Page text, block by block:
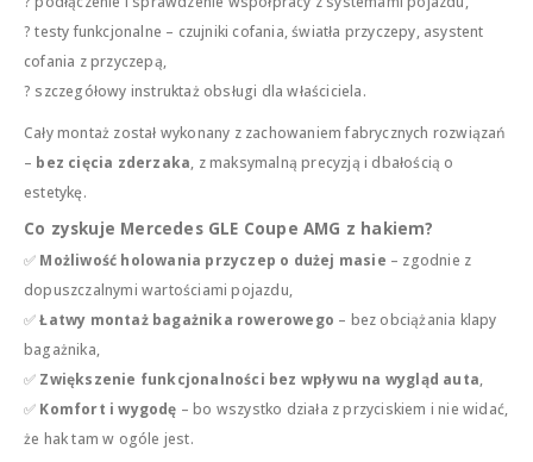
? testy funkcjonalne – czujniki cofania, światła przyczepy, asystent
cofania z przyczepą,
? szczegółowy instruktaż obsługi dla właściciela.
Cały montaż został wykonany z zachowaniem fabrycznych rozwiązań
– bez cięcia zderzaka, z maksymalną precyzją i dbałością o
estetykę.
Co zyskuje Mercedes GLE Coupe AMG z hakiem?
✅ Możliwość holowania przyczep o dużej masie – zgodnie z
dopuszczalnymi wartościami pojazdu,
✅Łatwy montaż bagażnika rowerowego – bez obciążania klapy
bagażnika,
✅ Zwiększenie funkcjonalności bez wpływu na wygląd auta,
✅ Komfort i wygodę – bo wszystko działa z przyciskiem i nie widać,
że hak tam w ogóle jest.